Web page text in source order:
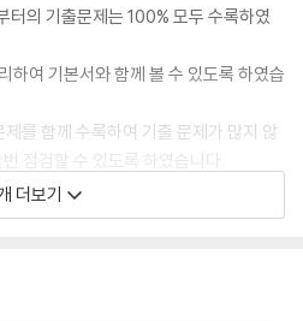
의 기출문제는 100% 모두 수록하였
하여 기본서와 함께 볼 수 있도록 하였습
를 함께 수록하여 기출 문제가 많지 않
점검할 수 있도록 하였습니다.
심 내용을 수록하여 스스로 기출 문제
학생들을 만나서 열심히 수업을 하고
더보기